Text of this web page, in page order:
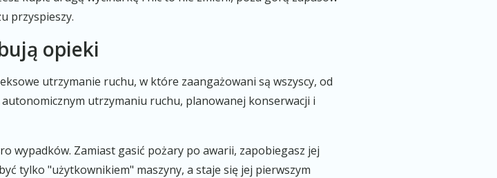
przyspieszy.
opieki
utrzymanie ruchu, w które zaangażowani są wszyscy, od
utrzymaniu ruchu, planowanej konserwacji i
wypadków. Zamiast gasić pożary po awarii, zapobiegasz jej
tylko "użytkownikiem" maszyny, a staje się jej pierwszym